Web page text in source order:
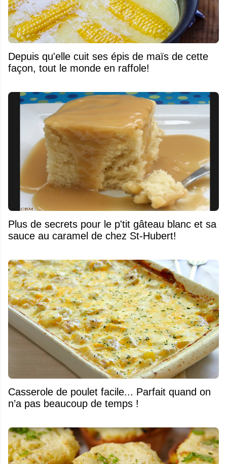
Depuis qu'elle cuit ses épis de maïs de cette
façon, tout le monde en raffole!
Plus de secrets pour le p'tit gâteau blanc et sa
sauce au caramel de chez St-Hubert!
Casserole de poulet facile... Parfait quand on
n’a pas beaucoup de temps !